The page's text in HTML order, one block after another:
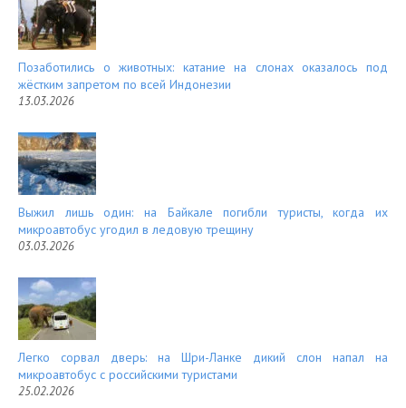
Позаботились о животных: катание на слонах оказалось под
жёстким запретом по всей Индонезии
13.03.2026
Выжил лишь один: на Байкале погибли туристы, когда их
микроавтобус угодил в ледовую трещину
03.03.2026
Легко сорвал дверь: на Шри-Ланке дикий слон напал на
микроавтобус с российскими туристами
25.02.2026